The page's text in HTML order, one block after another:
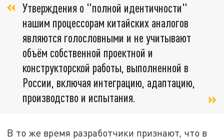
Утверждения о "полной идентичности"
нашим процессорам китайских аналогов
являются голословными и не учитывают
объём собственной проектной и
конструкторской работы, выполненной в
России, включая интеграцию, адаптацию,
производство и испытания.
В то же время разработчики признают, что в